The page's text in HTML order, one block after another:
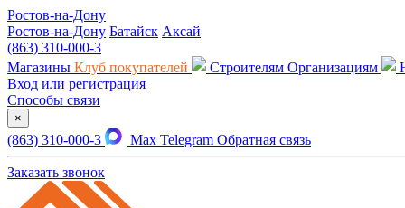
Ростов-на-Дону
Ростов-на-Дону Батайск Аксай
(863) 310-000-3
Магазины Клуб покупателей Строителям Организациям
Вход или регистрация
Способы связи
×
(863) 310-000-3 Max Telegram Обратная связь
Заказать звонок